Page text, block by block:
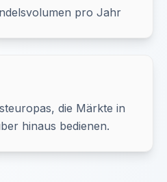
pro Jahr
die Märkte in
hinaus bedienen.